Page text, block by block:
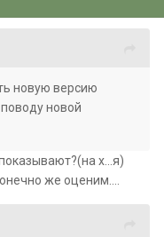
новую версию
новой
х...я)
же оценим....